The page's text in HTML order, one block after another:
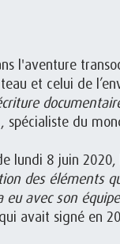
l'aventure
et celui de
du
lundi 8 juin 2020,
des éléments
avec son
avait signé en